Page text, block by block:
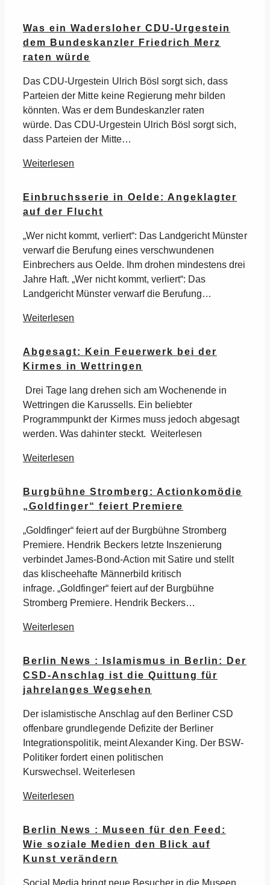
Was ein Wadersloher CDU-Urgestein
dem Bundeskanzler Friedrich Merz
raten würde
Das CDU-Urgestein Ulrich Bösl sorgt sich, dass
Parteien der Mitte keine Regierung mehr bilden
könnten. Was er dem Bundeskanzler raten
würde. Das CDU-Urgestein Ulrich Bösl sorgt sich,
dass Parteien der Mitte…
Weiterlesen
Einbruchsserie in Oelde: Angeklagter
auf der Flucht
„Wer nicht kommt, verliert“: Das Landgericht Münster
verwarf die Berufung eines verschwundenen
Einbrechers aus Oelde. Ihm drohen mindestens drei
Jahre Haft. „Wer nicht kommt, verliert“: Das
Landgericht Münster verwarf die Berufung…
Weiterlesen
Abgesagt: Kein Feuerwerk bei der
Kirmes in Wettringen
Drei Tage lang drehen sich am Wochenende in
Wettringen die Karussells. Ein beliebter
Programmpunkt der Kirmes muss jedoch abgesagt
werden. Was dahinter steckt. Weiterlesen
Weiterlesen
Burgbühne Stromberg: Actionkomödie
„Goldfinger“ feiert Premiere
„Goldfinger“ feiert auf der Burgbühne Stromberg
Premiere. Hendrik Beckers letzte Inszenierung
verbindet James-Bond-Action mit Satire und stellt
das klischeehafte Männerbild kritisch
infrage. „Goldfinger“ feiert auf der Burgbühne
Stromberg Premiere. Hendrik Beckers…
Weiterlesen
Berlin News : Islamismus in Berlin: Der
CSD-Anschlag ist die Quittung für
jahrelanges Wegsehen
Der islamistische Anschlag auf den Berliner CSD
offenbare grundlegende Defizite der Berliner
Integrationspolitik, meint Alexander King. Der BSW-
Politiker fordert einen politischen
Kurswechsel. Weiterlesen
Weiterlesen
Berlin News : Museen für den Feed:
Wie soziale Medien den Blick auf
Kunst verändern
Social Media bringt neue Besucher in die Museen.